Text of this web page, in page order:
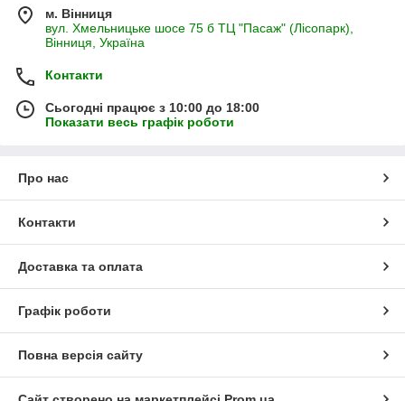
м. Вінниця
вул. Хмельницьке шосе 75 б ТЦ "Пасаж" (Лісопарк),
Вінниця, Україна
Контакти
Сьогодні працює з 10:00 до 18:00
Показати весь графік роботи
Про нас
Контакти
Доставка та оплата
Графік роботи
Повна версія сайту